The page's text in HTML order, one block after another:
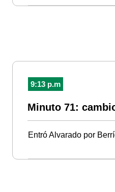
9:13 p.m
Minuto 71:
Entró Alvarado por